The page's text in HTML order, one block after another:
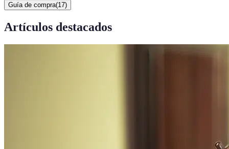
Guía de compra(17)
Artículos destacados